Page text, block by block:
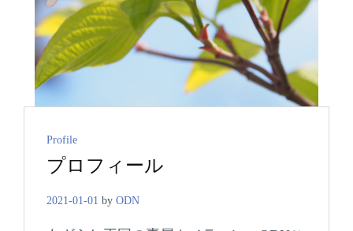
Cat
Links
Profile
プロフィール
2021-01-01 by ODN